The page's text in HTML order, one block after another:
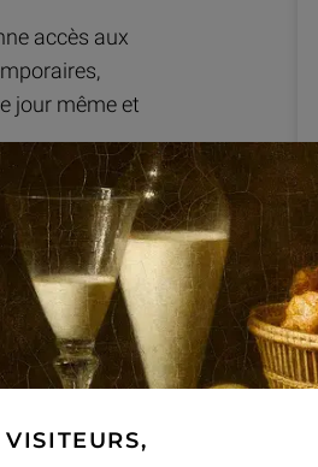
VISITEURS,
accès aux
jour même et